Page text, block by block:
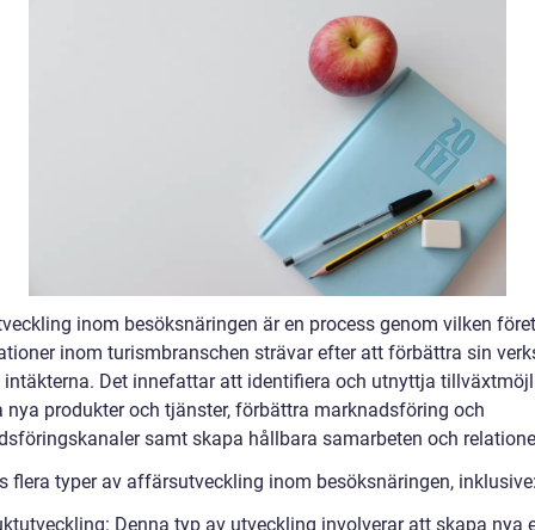
inom besöksnäringen är en process genom vilken
inom turismbranschen strävar efter att förbättra sin
intäkterna. Det innefattar att identifiera och utnyttja
nya produkter och tjänster, förbättra marknadsföring och
samt skapa hållbara samarbeten och
flera typer av affärsutveckling inom besöksnäringen,
Denna typ av utveckling involverar att skapa nya